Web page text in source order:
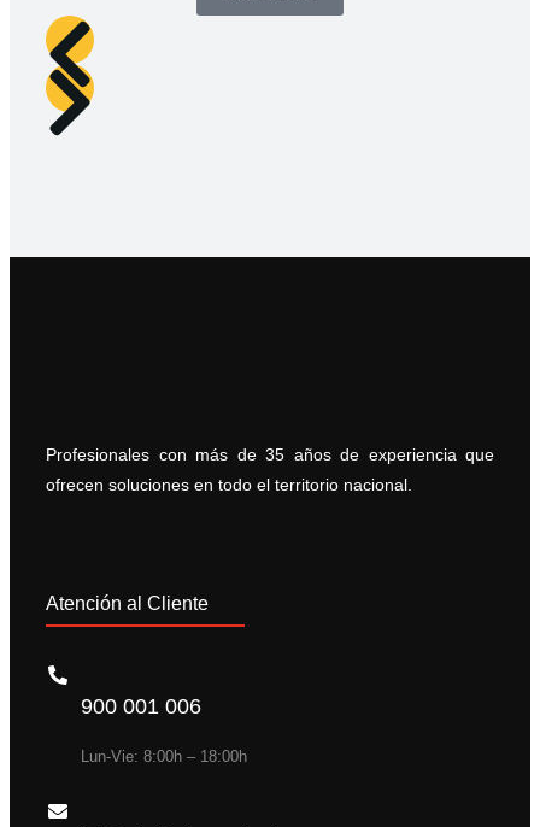
Profesionales con más de 35 años de experiencia que
ofrecen soluciones en todo el territorio nacional.
Atención al Cliente
900 001 006
Lun-Vie: 8:00h – 18:00h